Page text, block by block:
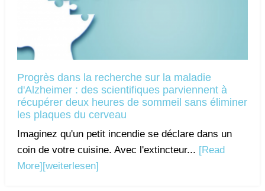
Progrès dans la recherche sur la maladie
d'Alzheimer : des scientifiques parviennent à
récupérer deux heures de sommeil sans éliminer
les plaques du cerveau
Imaginez qu'un petit incendie se déclare dans un
coin de votre cuisine. Avec l'extincteur... [Read
More] [weiterlesen]